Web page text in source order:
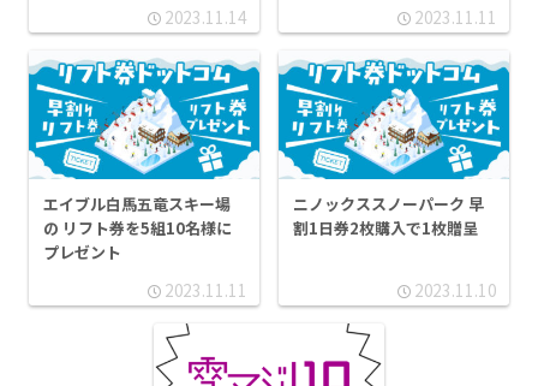
2023.11.14 2023.11.11
エイブル白馬五竜スキー場
の リフト券を5組10名様に
プレゼント
2023.11.11
ニノックススノーパーク 早
割1日券2枚購入で1枚贈呈
2023.11.10